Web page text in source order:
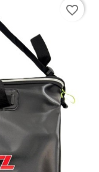
favorite_border